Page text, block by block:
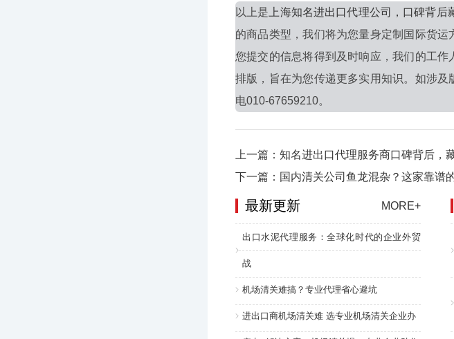
以上是 上海知名进出口代理公司，口碑背后
的商品类型，我们将为您量身定制国际货运
您提交的信息将得到及时响应，我们的工
排版，旨在为您传递更多实用知识。如涉
电010-67659210。
上一篇：知名进出口代理服务商口碑背后，
下一篇：国内清关公司鱼龙混杂？这家靠谱
最新更新 MORE+
出口水泥代理服务：全球化时代的企业外贸
战
机场清关难搞？专业代理省心避坑
进出口商机场清关难 选专业机场清关企业办